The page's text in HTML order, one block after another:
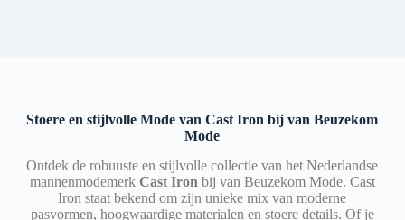
Stoere en stijlvolle Mode van Cast Iron bij van Beuzekom
Mode
Ontdek de robuuste en stijlvolle collectie van het Nederlandse
mannenmodemerk Cast Iron bij van Beuzekom Mode. Cast
Iron staat bekend om zijn unieke mix van moderne
pasvormen, hoogwaardige materialen en stoere details. Of je